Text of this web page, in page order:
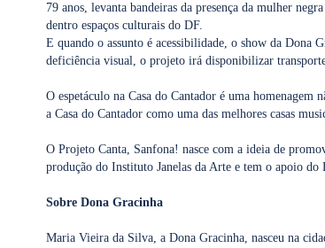
79 anos, levanta bandeiras da presença da mulher
dentro espaços culturais do DF.
E quando o assunto é acessibilidade, o show da Dona
deficiência visual, o projeto irá disponibilizar
O espetáculo na Casa do Cantador é uma
a Casa do Cantador como uma das melhores casas
O Projeto Canta, Sanfona! nasce com a ideia de
produção do Instituto Janelas da Arte e tem o apoio
Sobre Dona Gracinha
Maria Vieira da Silva, a Dona Gracinha, nasceu na